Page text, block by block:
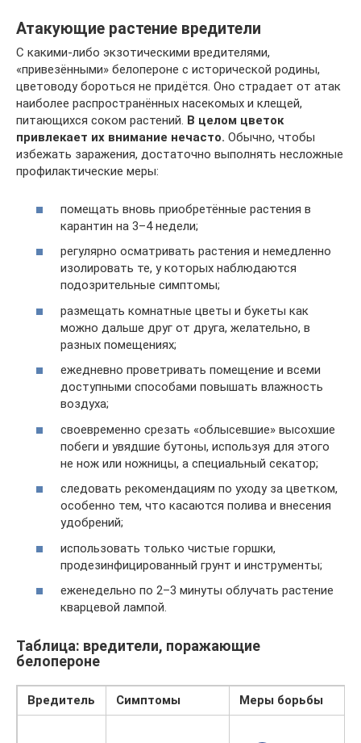
Атакующие растение вредители
С какими-либо экзотическими вредителями,
«привезёнными» белопероне с исторической родины,
цветоводу бороться не придётся. Оно страдает от атак
наиболее распространённых насекомых и клещей,
питающихся соком растений. В целом цветок
привлекает их внимание нечасто. Обычно, чтобы
избежать заражения, достаточно выполнять несложные
профилактические меры:
помещать вновь приобретённые растения в
карантин на 3–4 недели;
регулярно осматривать растения и немедленно
изолировать те, у которых наблюдаются
подозрительные симптомы;
размещать комнатные цветы и букеты как
можно дальше друг от друга, желательно, в
разных помещениях;
ежедневно проветривать помещение и всеми
доступными способами повышать влажность
воздуха;
своевременно срезать «облысевшие» высохшие
побеги и увядшие бутоны, используя для этого
не нож или ножницы, а специальный секатор;
следовать рекомендациям по уходу за цветком,
особенно тем, что касаются полива и внесения
удобрений;
использовать только чистые горшки,
продезинфицированный грунт и инструменты;
еженедельно по 2–3 минуты облучать растение
кварцевой лампой.
Таблица: вредители, поражающие
белопероне
Вредитель Симптомы Меры борьбы